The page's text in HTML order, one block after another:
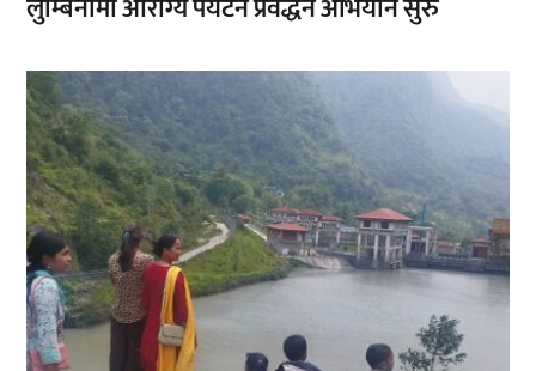
लुम्बिनीमा आरोग्य पर्यटन प्रवर्द्धन अभियान सुरु
, ,